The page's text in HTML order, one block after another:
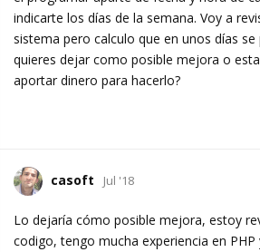
indicarte los días de la semana. Voy a
sistema pero calculo que en unos días
quieres dejar como posible mejora o
aportar dinero para hacerlo?
casoft Jul '18
Lo dejaría cómo posible mejora, estoy
codigo, tengo mucha experiencia en